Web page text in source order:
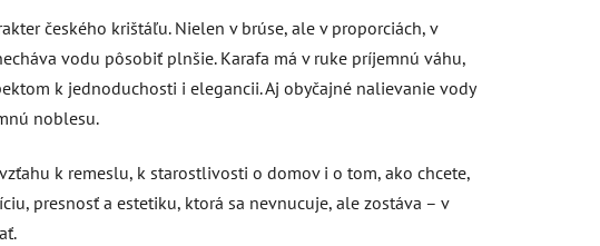
e
p
r
v
k
v
ý
p
českého krištáľu. Nielen v brúse, ale v proporciách, v
vodu pôsobiť plnšie. Karafa má v ruke príjemnú váhu,
k jednoduchosti i elegancii. Aj obyčajné nalievanie vody
noblesu.
k remeslu, k starostlivosti o domov i o tom, ako chcete,
presnosť a estetiku, ktorá sa nevnucuje, ale zostáva – v